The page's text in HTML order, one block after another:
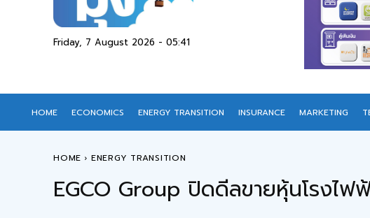
Friday, 7 August 2026 - 05:41
HOME ECONOMICS ENERGY TRANSITION INSURANCE MARKETING
HOME ENERGY TRANSITION
EGCO Group ปิดดีลขายหุ้นโรงไฟฟ้